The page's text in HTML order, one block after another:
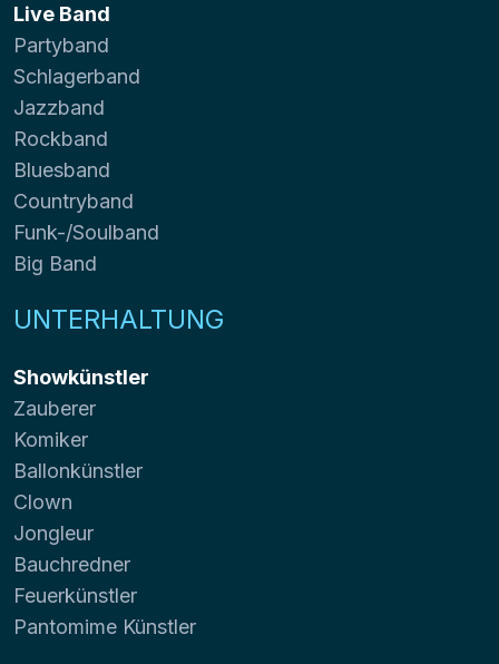
Live Band
Partyband
Schlagerband
Jazzband
Rockband
Bluesband
Countryband
Funk-/Soulband
Big Band
UNTERHALTUNG
Showkünstler
Zauberer
Komiker
Ballonkünstler
Clown
Jongleur
Bauchredner
Feuerkünstler
Pantomime Künstler